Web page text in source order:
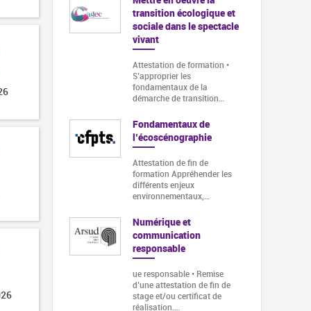
administrer
et
-
pratiques
MAO
fonctionnalités
transition écologique et
sociale dans le spectacle
vivant
Attestation de formation •
S’approprier les
fondamentaux de la
démarche de transition…
Fondamentaux de
l’écoscénographie
Attestation de fin de
formation Appréhender les
différents enjeux
environnementaux,…
Numérique et
communication
responsable
ue responsable • Remise
d’une attestation de fin de
stage et/ou certificat de
réalisation.…